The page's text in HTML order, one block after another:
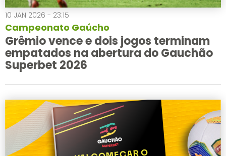
10 JAN 2026 - 23:15
Campeonato Gaúcho
Grêmio vence e dois jogos terminam
empatados na abertura do Gauchão
Superbet 2026